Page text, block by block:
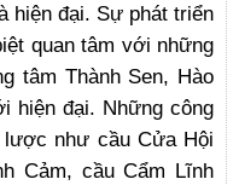
hiện đại. Sự phát triển
quan tâm với những
tâm Thành Sen, Hào
hiện đại. Những công
lược như cầu Cửa Hội
Cảm, cầu Cẩm Lĩnh